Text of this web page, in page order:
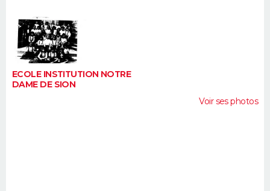
ECOLE INSTITUTION NOTRE
DAME DE SION
Voir ses photos